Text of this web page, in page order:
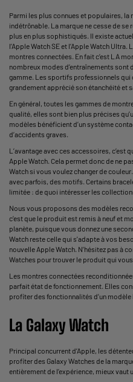
Parmi les plus connues et populaires, la
indétrônable. La marque ne cesse de
plus en plus sophistiqués. Il existe
l’Apple Watch SE et l’Apple Watch
montres connectées . En fait c’est LA
nombreux modes d’entraînements
gamme. Les sportifs professionnels qui
grandement apprécié son étanchéité et
En général, toutes les gammes de
qualité, elles sont bien plus précises
modèles bénéficient d’un système
d’accidents graves.
L’avantage avec ces accessoires, c’est
Apple Watch . Cela permet donc de ne
Watch si vous voulez changer de
avec parfois, des motifs. Certains
limitée : de quoi intéresser les
Nous vous proposons des modèles
c’est que le produit est remis à neuf et
planète, puisque vous donnez une
Watch reste celle qui s'adapte à vos
nouvelle Apple Watch . N’hésitez pas à
Watches pour trouver le produit qui
Les montres connectées
parfait état de fonctionnement. Elles
profiter des fonctionnalités d’un modèle
La Galaxy Watch
Principal concurrent d’Apple, les
profiter des Galaxy Watches de la
entièrement de l’expérience, mieux vaut